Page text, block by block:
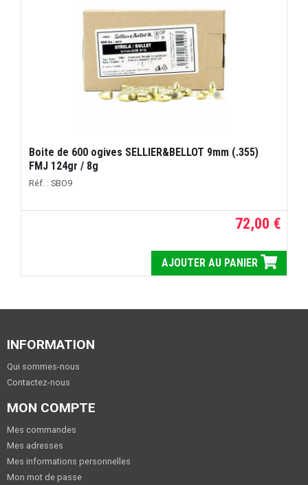
Boite de 600 ogives SELLIER&BELLOT 9mm (.355)
FMJ 124gr / 8g
Réf. : SBO9
72,00 €
AJOUTER AU PANIER
INFORMATION
Qui sommes-nous
Contactez-nous
MON COMPTE
Mes commandes
Mes adresses
Mes informations personnelles
Mon mot de passe